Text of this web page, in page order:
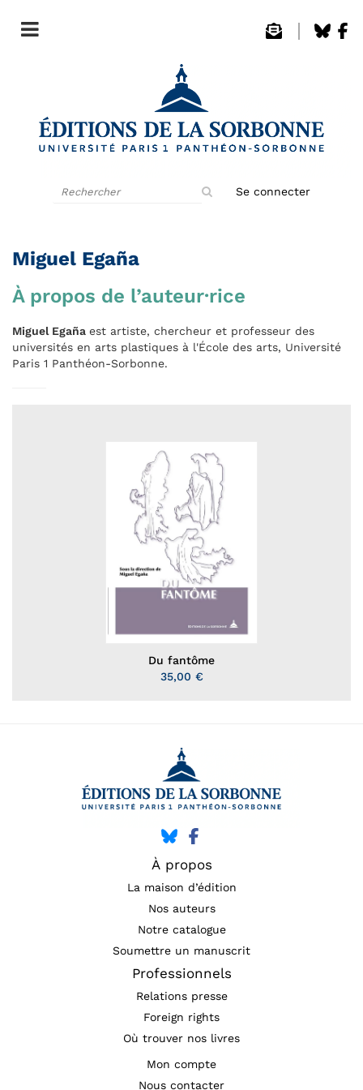
Se connecter
Miguel Egaña
À propos de l’auteur·rice
Miguel Egaña est artiste, chercheur et professeur des
universités en arts plastiques à l'École des arts, Université
Paris 1 Panthéon-Sorbonne.
Du fantôme
35,00 €
À propos
La maison d’édition
Nos auteurs
Notre catalogue
Soumettre un manuscrit
Professionnels
Relations presse
Foreign rights
Où trouver nos livres
Mon compte
Nous contacter